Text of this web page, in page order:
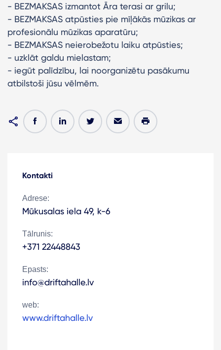
- BEZMAKSAS izmantot Āra terasi ar grilu;
- BEZMAKSAS atpūsties pie mīļākās mūzikas ar
profesionālu mūzikas aparatūru;
- BEZMAKSAS neierobežotu laiku atpūsties;
- uzklāt galdu mielastam;
- iegūt palīdzību, lai noorganizētu pasākumu
atbilstoši jūsu vēlmēm.
Kontakti
Adrese:
Mūkusalas iela 49, k-6
Tālrunis:
+371 22448843
Epasts:
info@driftahalle.lv
web:
www.driftahalle.lv